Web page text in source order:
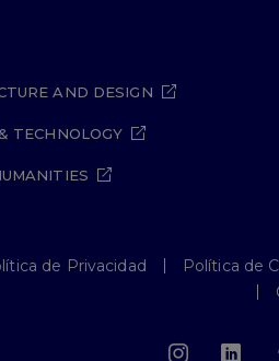
AND DESIGN
TECHNOLOGY
de Privacidad
Política de